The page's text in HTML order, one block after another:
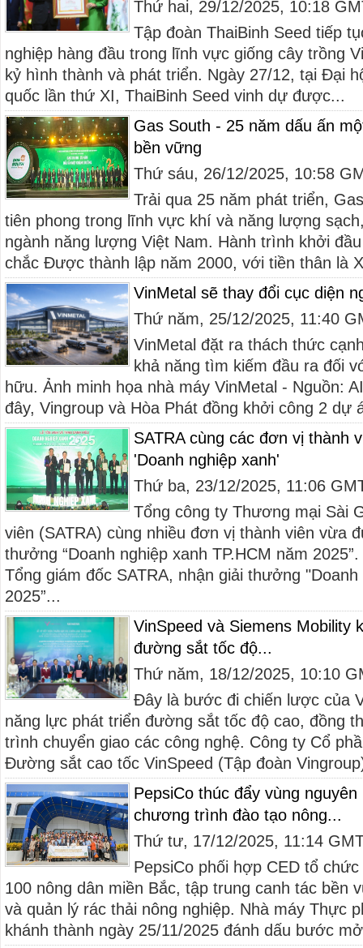
Thứ hai, 29/12/2025, 10:18
Tập đoàn ThaiBinh Seed tiếp
nghiệp hàng đầu trong lĩnh vực giống cây trồng
kỷ hình thành và phát triển. Ngày 27/12, tại Đại
quốc lần thứ XI, ThaiBinh Seed vinh dự được...
Gas South - 25 năm dấu ấn
bền vững
Thứ sáu, 26/12/2025, 10:58
Trải qua 25 năm phát triển,
tiên phong trong lĩnh vực khí và năng lượng
ngành năng lượng Việt Nam. Hành trình khởi
chắc Được thành lập năm 2000, với tiền thân là
VinMetal sẽ thay đổi cục diện
Thứ năm, 25/12/2025, 11:40
VinMetal đặt ra thách thức
khả năng tìm kiếm đầu ra đối
hữu. Ảnh minh họa nhà máy VinMetal - Nguồn:
đây, Vingroup và Hòa Phát đồng khởi công 2 dự
SATRA cùng các đơn vị thành
'Doanh nghiệp xanh'
Thứ ba, 23/12/2025, 11:06
Tổng công ty Thương mại Sài
viên (SATRA) cùng nhiều đơn vị thành viên vừa
thưởng “Doanh nghiệp xanh TP.HCM năm
Tổng giám đốc SATRA, nhận giải thưởng "Doanh
2025”...
VinSpeed và Siemens Mobility
đường sắt tốc độ...
Thứ năm, 18/12/2025, 10:10
Đây là bước đi chiến lược của
năng lực phát triển đường sắt tốc độ cao, đồng
trình chuyển giao các công nghệ. Công ty Cổ
Đường sắt cao tốc VinSpeed (Tập đoàn
PepsiCo thúc đẩy vùng
chương trình đào tạo nông...
Thứ tư, 17/12/2025, 11:14
PepsiCo phối hợp CED tổ
100 nông dân miền Bắc, tập trung canh tác bền
và quản lý rác thải nông nghiệp. Nhà máy Thực
khánh thành ngày 25/11/2025 đánh dấu bước